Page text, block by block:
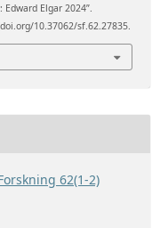
Elgar 2024”.
10.37062/sf.62.27835.
62(1-2)